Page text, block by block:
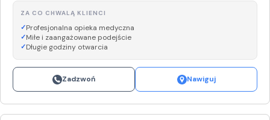
ZA CO CHWALĄ KLIENCI
Profesjonalna opieka medyczna
Miłe i zaangażowane podejście
Długie godziny otwarcia
Zadzwoń Nawiguj